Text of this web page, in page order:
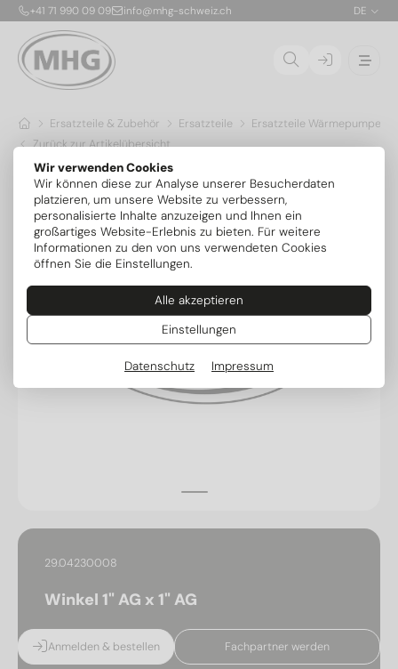
Wir verwenden Cookies
Wir können diese zur Analyse unserer Besucherdaten
platzieren, um unsere Website zu verbessern,
personalisierte Inhalte anzuzeigen und Ihnen ein
großartiges Website-Erlebnis zu bieten. Für weitere
Informationen zu den von uns verwendeten Cookies
öffnen Sie die Einstellungen.
Alle akzeptieren
Einstellungen
Datenschutz Impressum
+41 71 990 09 09 info@mhg-schweiz.ch DE
Ersatzteile & Zubehör Ersatzteile
Ersatzteile Wärmepumpen
Zurück zur Artikelübersicht
29.04230008
Winkel 1" AG x 1" AG
Anmelden & bestellen Fachpartner werden